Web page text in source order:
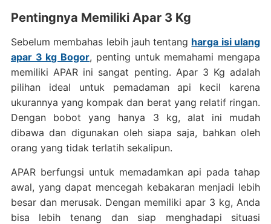
Pentingnya Memiliki Apar 3 Kg
Sebelum membahas lebih jauh tentang harga isi ulang
apar 3 kg Bogor, penting untuk memahami mengapa
memiliki APAR ini sangat penting. Apar 3 Kg adalah
pilihan ideal untuk pemadaman api kecil karena
ukurannya yang kompak dan berat yang relatif ringan.
Dengan bobot yang hanya 3 kg, alat ini mudah
dibawa dan digunakan oleh siapa saja, bahkan oleh
orang yang tidak terlatih sekalipun.
APAR berfungsi untuk memadamkan api pada tahap
awal, yang dapat mencegah kebakaran menjadi lebih
besar dan merusak. Dengan memiliki apar 3 kg, Anda
bisa lebih tenang dan siap menghadapi situasi